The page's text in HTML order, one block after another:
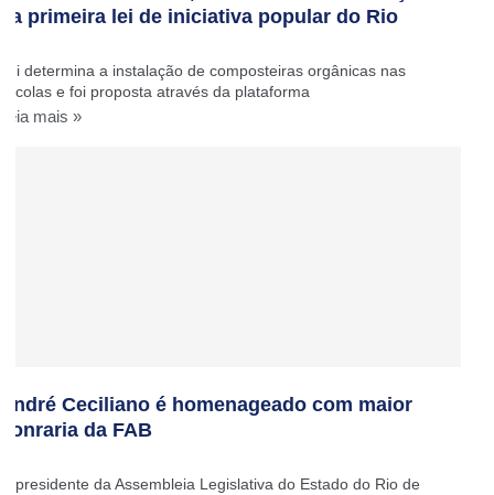
da primeira lei de iniciativa popular do Rio
Lei determina a instalação de composteiras orgânicas nas
escolas e foi proposta através da plataforma
Leia mais »
André Ceciliano é homenageado com maior
honraria da FAB
O presidente da Assembleia Legislativa do Estado do Rio de